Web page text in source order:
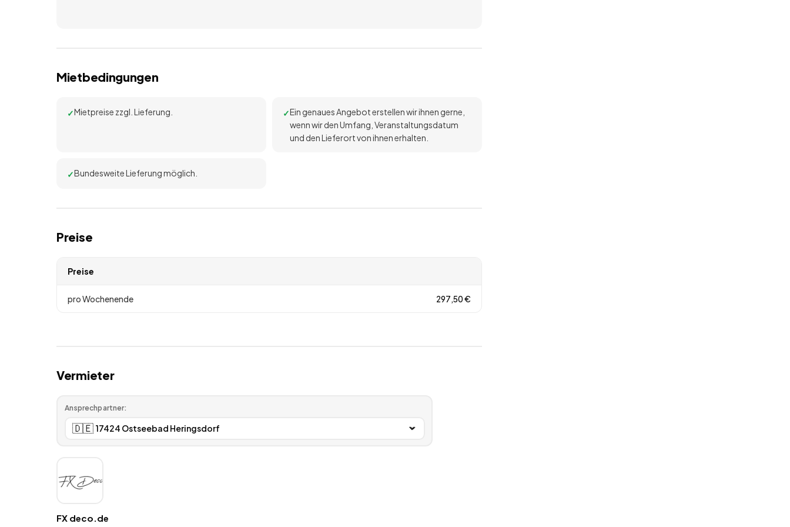
Mietbedingungen
Mietpreise zzgl. Lieferung.
Ein genaues Angebot erstellen wir ihnen gerne,
wenn wir den Umfang, Veranstaltungsdatum
und den Lieferort von ihnen erhalten.
Bundesweite Lieferung möglich.
Preise
Preise
pro Wochenende 297,50€
Vermieter
Ansprechpartner:
🇩🇪
FX deco.de